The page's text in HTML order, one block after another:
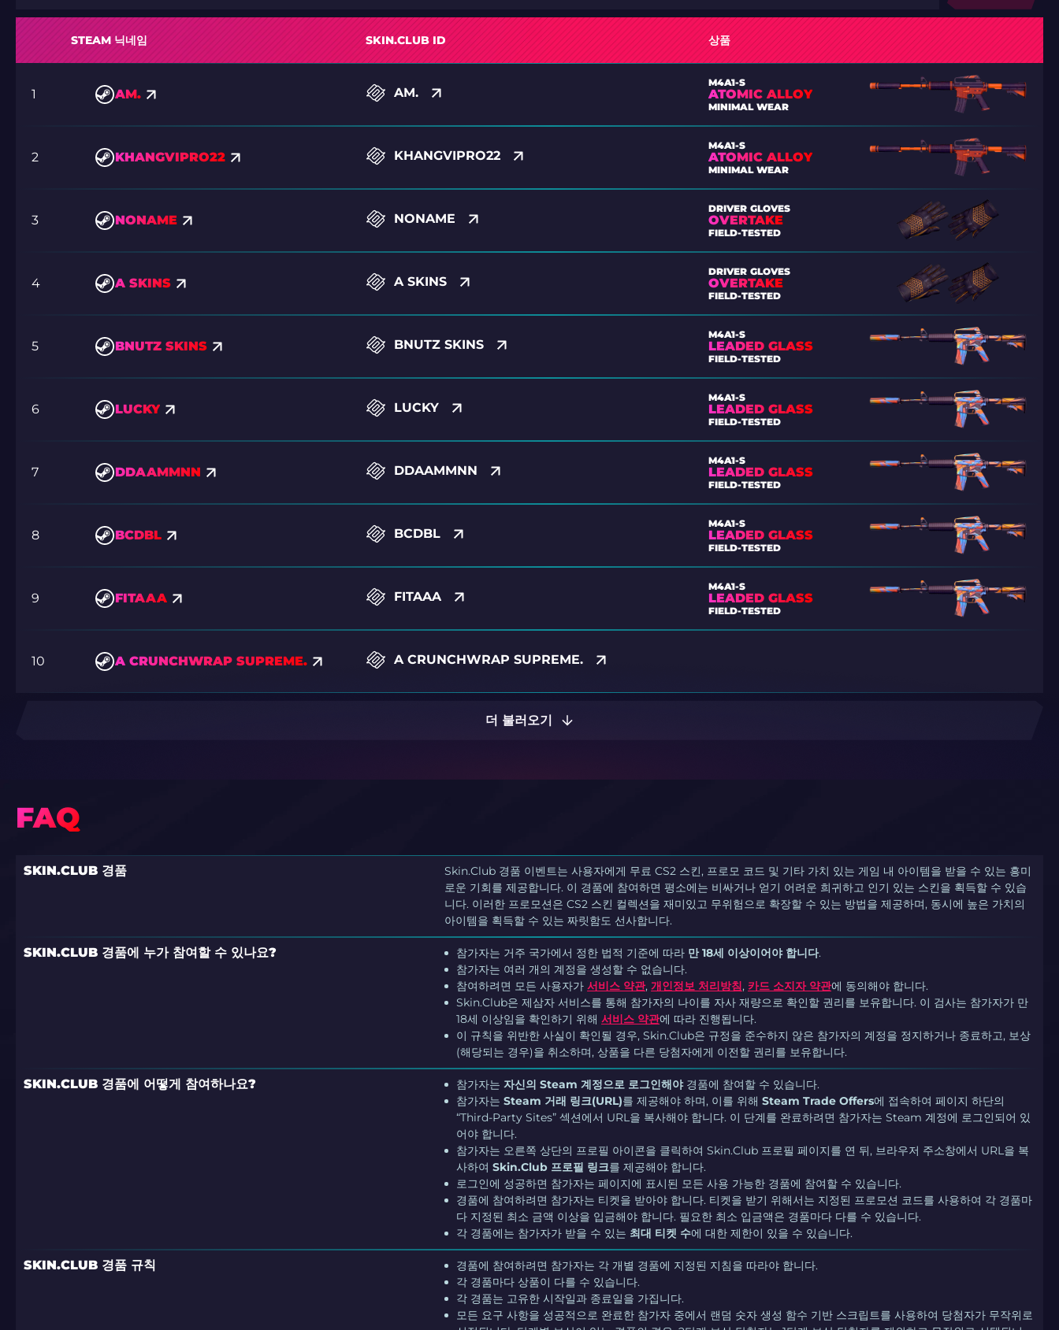
STEAM 닉네임 SKIN.CLUB ID 상품
1 AM. AM.
M4A1-S
ATOMIC ALLOY
MINIMAL WEAR
2 KHANGVIPRO22 KHANGVIPRO22
M4A1-S
ATOMIC ALLOY
MINIMAL WEAR
3 NONAME NONAME
DRIVER GLOVES
OVERTAKE
FIELD-TESTED
4 A SKINS A SKINS
DRIVER GLOVES
OVERTAKE
FIELD-TESTED
5 BNUTZ SKINS BNUTZ SKINS
M4A1-S
LEADED GLASS
FIELD-TESTED
6 LUCKY LUCKY
M4A1-S
LEADED GLASS
FIELD-TESTED
7 DDAAMMNN DDAAMMNN
M4A1-S
LEADED GLASS
FIELD-TESTED
8 BCDBL BCDBL
M4A1-S
LEADED GLASS
FIELD-TESTED
9 FITAAA FITAAA
M4A1-S
LEADED GLASS
FIELD-TESTED
10 A CRUNCHWRAP SUPREME. A CRUNCHWRAP SUPREME.
더 불러오기
FAQ
SKIN.CLUB 경품
Skin.Club 경품 이벤트는 사용자에게 무료 CS2 스킨, 프로모 코드 및 기타 가치 있는 게임 내 아이템을 받을 수 있는 흥미
로운 기회를 제공합니다. 이 경품에 참여하면 평소에는 비싸거나 얻기 어려운 희귀하고 인기 있는 스킨을 획득할 수 있습
니다. 이러한 프로모션은 CS2 스킨 컬렉션을 재미있고 무위험으로 확장할 수 있는 방법을 제공하며, 동시에 높은 가치의
아이템을 획득할 수 있는 짜릿함도 선사합니다.
SKIN.CLUB 경품에 누가 참여할 수 있나요? 참가자는 거주 국가에서 정한 법적 기준에 따라 만 18세 이상이어야 합니다.
참가자는 여러 개의 계정을 생성할 수 없습니다.
참여하려면 모든 사용자가서비스 약관,개인정보 처리방침, 카드 소지자 약관에 동의해야 합니다.
Skin.Club은 제삼자 서비스를 통해 참가자의 나이를 자사 재량으로 확인할 권리를 보유합니다. 이 검사는 참가자가 만
18세 이상임을 확인하기 위해서비스 약관에 따라 진행됩니다.
이 규칙을 위반한 사실이 확인될 경우, Skin.Club은 규정을 준수하지 않은 참가자의 계정을 정지하거나 종료하고, 보상
(해당되는 경우)을 취소하며, 상품을 다른 당첨자에게 이전할 권리를 보유합니다.
SKIN.CLUB 경품에 어떻게 참여하나요? 참가자는자신의 Steam 계정으로 로그인해야경품에 참여할 수 있습니다.
참가자는Steam 거래 링크(URL)를 제공해야 하며, 이를 위해Steam Trade Offers에 접속하여 페이지 하단의
“Third-Party Sites” 섹션에서 URL을 복사해야 합니다. 이 단계를 완료하려면 참가자는 Steam 계정에 로그인되어 있
어야 합니다.
참가자는 오른쪽 상단의 프로필 아이콘을 클릭하여 Skin.Club 프로필 페이지를 연 뒤, 브라우저 주소창에서 URL을 복
사하여Skin.Club 프로필 링크를 제공해야 합니다.
로그인에 성공하면 참가자는 페이지에 표시된 모든 사용 가능한 경품에 참여할 수 있습니다.
경품에 참여하려면 참가자는 티켓을 받아야 합니다. 티켓을 받기 위해서는 지정된 프로모션 코드를 사용하여 각 경품마
다 지정된 최소 금액 이상을 입금해야 합니다. 필요한 최소 입금액은 경품마다 다를 수 있습니다.
각 경품에는 참가자가 받을 수 있는 최대 티켓 수에 대한 제한이 있을 수 있습니다.
SKIN.CLUB 경품 규칙
경품에 참여하려면 참가자는 각 개별 경품에 지정된 지침을 따라야 합니다.
각 경품마다 상품이 다를 수 있습니다.
각 경품는 고유한 시작일과 종료일을 가집니다.
모든 요구 사항을 성공적으로 완료한 참가자 중에서 랜덤 숫자 생성 함수 기반 스크립트를 사용하여 당첨자가 무작위로